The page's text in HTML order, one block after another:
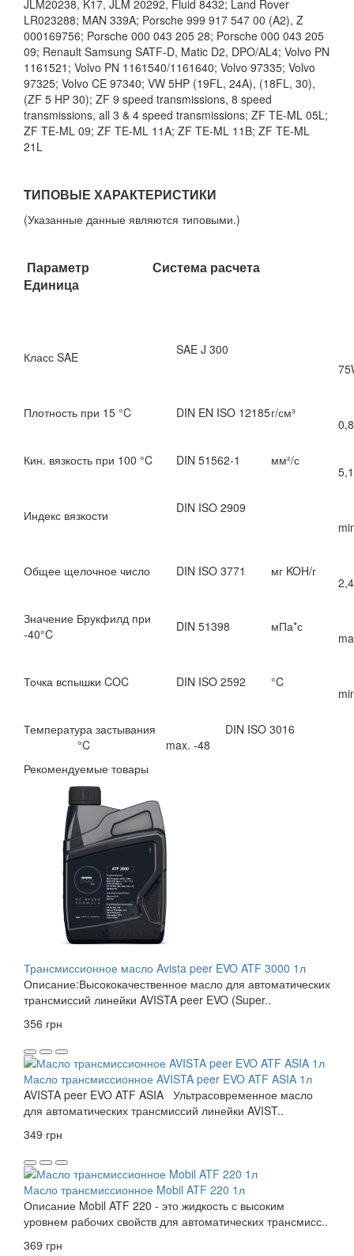
JLM20238, K17, JLM 20292, Fluid 8432; Land Rover
LR023288; MAN 339A; Porsche 999 917 547 00 (A2), Z
000169756; Porsche 000 043 205 28; Porsche 000 043 205
09; Renault Samsung SATF-D, Matic D2, DPO/AL4; Volvo PN
1161521; Volvo PN 1161540/1161640; Volvo 97335; Volvo
97325; Volvo CE 97340; VW 5HP (19FL, 24A), (18FL, 30),
(ZF 5 HP 30); ZF 9 speed transmissions, 8 speed
transmissions, all 3 & 4 speed transmissions; ZF TE-ML 05L;
ZF TE-ML 09; ZF TE-ML 11A; ZF TE-ML 11B; ZF TE-ML
21L
TИПОВЫЕ ХАРАКТЕРИСТИКИ
(Указанные данные являются типовыми.)
Параметр Система расчета
Единица
Класс SAE
SAE J 300
Плотность при 15 °C DIN EN ISO 12185г/см³
Кин. вязкость при 100 °C DIN 51562-1 мм²/с
Индекс вязкости
DIN ISO 2909
Общее щелочное число DIN ISO 3771 мг KOH/г
Значение Брукфилд при
-40°C
DIN 51398 мПа*с
Точка вспышки COC DIN ISO 2592 °C
Температура застывания DIN ISO 3016
°C max. -48
Рекомендуемые товары
Трансмиссионное масло Avista peer EVO ATF 3000 1л
Описание:Высококачественное масло для автоматических
трансмиссий линейки AVISTA peer EVO (Super..
356 грн
Масло трансмиссионное AVISTA peer EVO ATF ASIA 1л
AVISTA peer EVO ATF ASIA Ультрасовременное масло
для автоматических трансмиссий линейки AVIST..
349 грн
Масло трансмиссионное Mobil ATF 220 1л
Описание Mobil ATF 220 - это жидкость с высоким
уровнем рабочих свойств для автоматических трансмисс..
369 грн